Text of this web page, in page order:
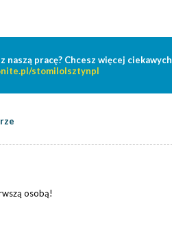
pracę? Chcesz więcej ciekawych
stomilolsztynpl
osobą!